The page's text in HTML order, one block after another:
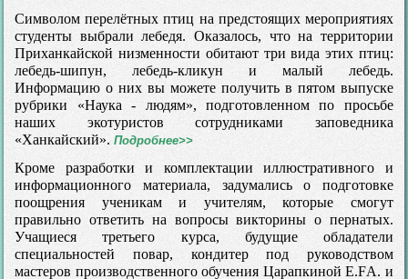
Символом перелётных птиц на предстоящих мероприятиях
студенты выбрали лебедя. Оказалось, что на территории
Приханкайской низменности обитают три вида этих птиц:
лебедь-шипун, лебедь-кликун и малый лебедь.
Информацию о них вы можете получить в пятом выпуске
рубрики «Наука - людям», подготовленном по просьбе
наших экотуристов сотрудниками заповедника
«Ханкайский».Подробнее>>
Кроме разработки и комплектации иллюстративного и
информационного материала, задумались о подготовке
поощрения ученикам и учителям, которые смогут
правильно ответить на вопросы викторины о пернатых.
Учащиеся третьего курса, будущие обладатели
специальностей повар, кондитер под руководством
мастеров производственного обучения Царапкиной Е.FА. и